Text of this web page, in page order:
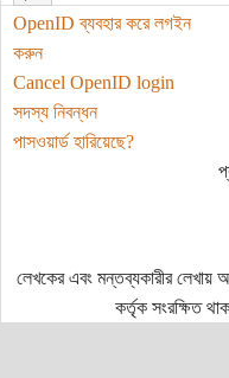
OpenID ব্যবহার করে লগইন
করুন
Cancel OpenID login
সদস্য নিবন্ধন
পাসওয়ার্ড হারিয়েছে?
লেখকের এবং মন্তব্যকারীর লেখায়
কর্তৃক সংরক্ষিত